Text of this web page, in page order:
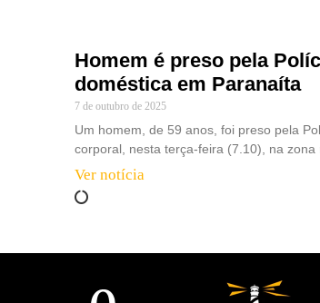
Homem é preso pela
doméstica em Paranaíta
7 de outubro de 2025
Um homem, de 59 anos, foi preso pela
corporal, nesta terça-feira (7.10), na zona
Ver notícia